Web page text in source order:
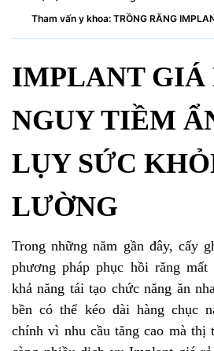
Tham vấn y khoa: TRỒNG RĂNG
IMPLANT GIÁ
NGUY TIỀM
LỤY SỨC
LƯỜNG
Trong những năm gần đây, cấy
phương pháp phục hồi răng
khả năng tái tạo chức năng ăn
bền có thể kéo dài hàng chục
chính vì nhu cầu tăng cao mà thị